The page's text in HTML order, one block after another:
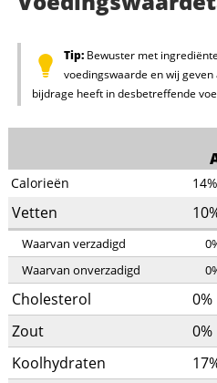
Tip:Bewuster met
voedingswaarde en wij
bijdrage heeft in desbetreffende
Calorieën 14%
Vetten
Waarvan verzadigd
Waarvan onverzadigd
Cholesterol 0%
Zout
0%
Koolhydraten